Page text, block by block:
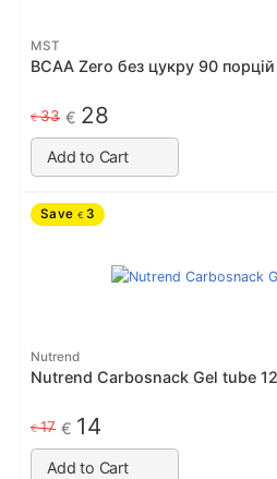
MST
BCAA Zero без цукру 90
€33 € 28
Add to Cart
Save € 3
Nutrend
Nutrend Carbosnack Gel tube
€17 € 14
Add to Cart